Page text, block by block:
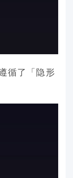
循了「隐形